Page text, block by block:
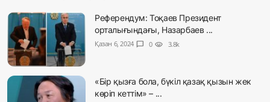
Референдум: Тоқаев Президент
орталығындағы, Назарбаев ...
Қазан 6, 2024 chat_bubble 0 visibility 3.8k
«Бір қызға бола, бүкіл қазақ қызын жек
көріп кеттім» – ...